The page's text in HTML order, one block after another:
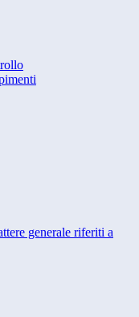
generale riferiti a